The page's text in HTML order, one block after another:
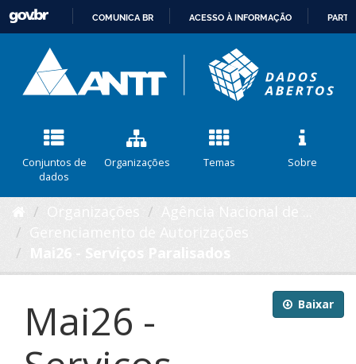
CONTEÚDO
COMUNICA BR ACESSO À INFORMAÇÃO
Conjuntos de
dados
Organizações Temas Sobre
Baixar
Mai26 -